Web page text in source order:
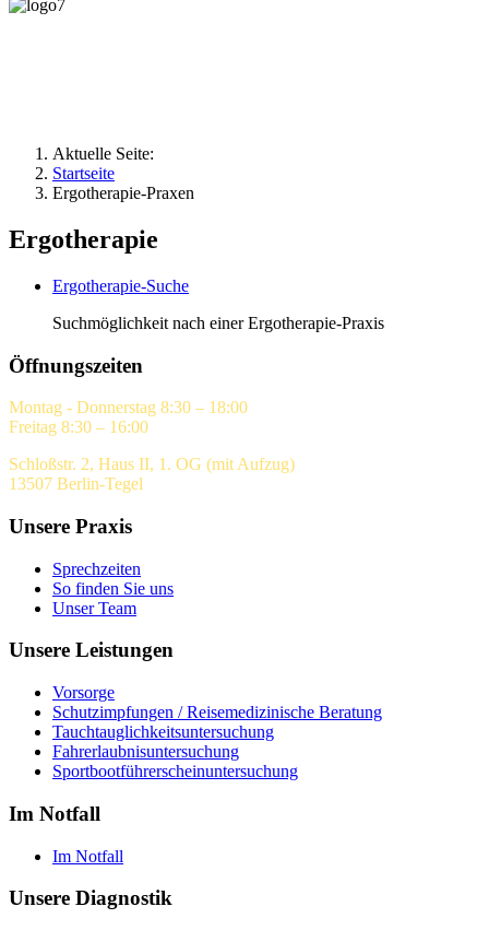
Aktuelle Seite:
Startseite
Ergotherapie-Praxen
Ergotherapie
Ergotherapie-Suche
Suchmöglichkeit nach einer Ergotherapie-Praxis
Öffnungszeiten
Montag - Donnerstag 8:30 – 18:00
Freitag 8:30 – 16:00
Schloßstr. 2, Haus II, 1. OG (mit Aufzug)
13507 Berlin-Tegel
Unsere Praxis
Sprechzeiten
So finden Sie uns
Unser Team
Unsere Leistungen
Vorsorge
Schutzimpfungen / Reisemedizinische Beratung
Tauchtauglichkeitsuntersuchung
Fahrerlaubnisuntersuchung
Sportbootführerscheinuntersuchung
Im Notfall
Im Notfall
Unsere Diagnostik